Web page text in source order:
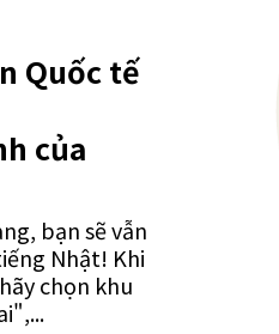
Quốc tế
của
bạn sẽ vẫn
Nhật! Khi
chọn khu